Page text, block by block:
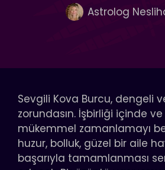
Astrolog
Sevgili Kova Burcu, dengeli
zorundasın. İşbirliği içinde
mükemmel zamanlamayı
huzur, bolluk, güzel bir aile
başarıyla tamamlanması